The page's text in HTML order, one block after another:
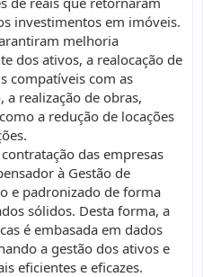
investimentos em imóveis.
melhoria
dos ativos, a realocação de
compatíveis com as
realização de obras,
a redução de locações
das empresas
à Gestão de
e padronizado de forma
sólidos. Desta forma, a
é embasada em dados
a gestão dos ativos e
eficientes e eficazes.